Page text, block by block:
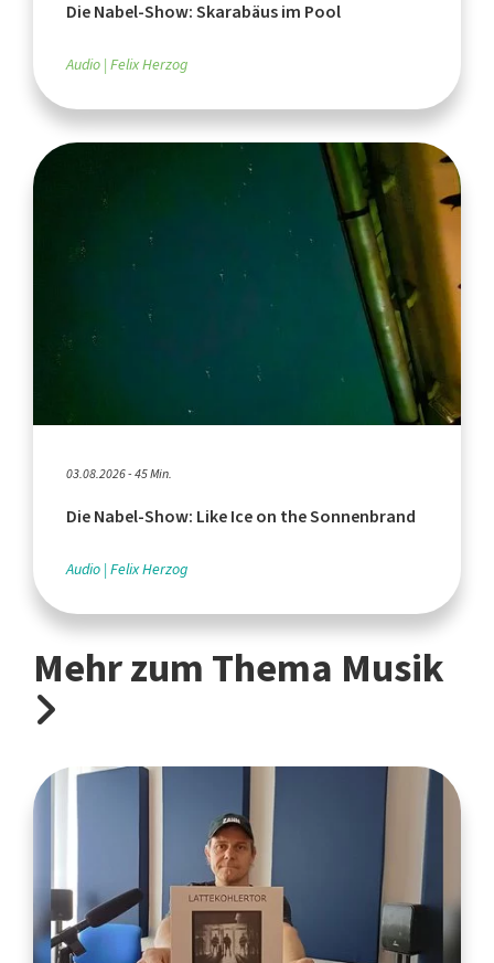
Die Nabel-Show: Skarabäus im Pool
Audio Felix Herzog
03.08.2026 - 45 Min.
Die Nabel-Show: Like Ice on the Sonnenbrand
Audio Felix Herzog
Mehr zum Thema Musik